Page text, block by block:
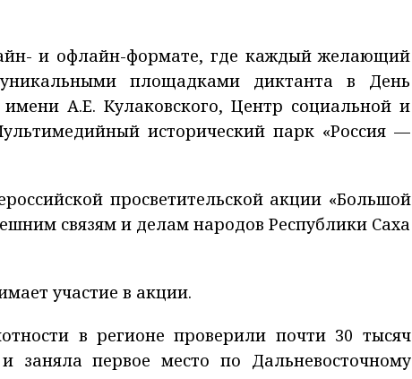
и офлайн-формате, где каждый желающий
площадками диктанта в День
А.Е. Кулаковского, Центр социальной и
исторический парк «Россия —
просветительской акции «Большой
связям и делам народов Республики Саха
участие в акции.
в регионе проверили почти 30 тысяч
заняла первое место по Дальневосточному